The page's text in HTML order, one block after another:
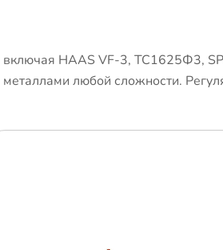
HAAS VF-3, ТС1625Ф3,
любой сложности.